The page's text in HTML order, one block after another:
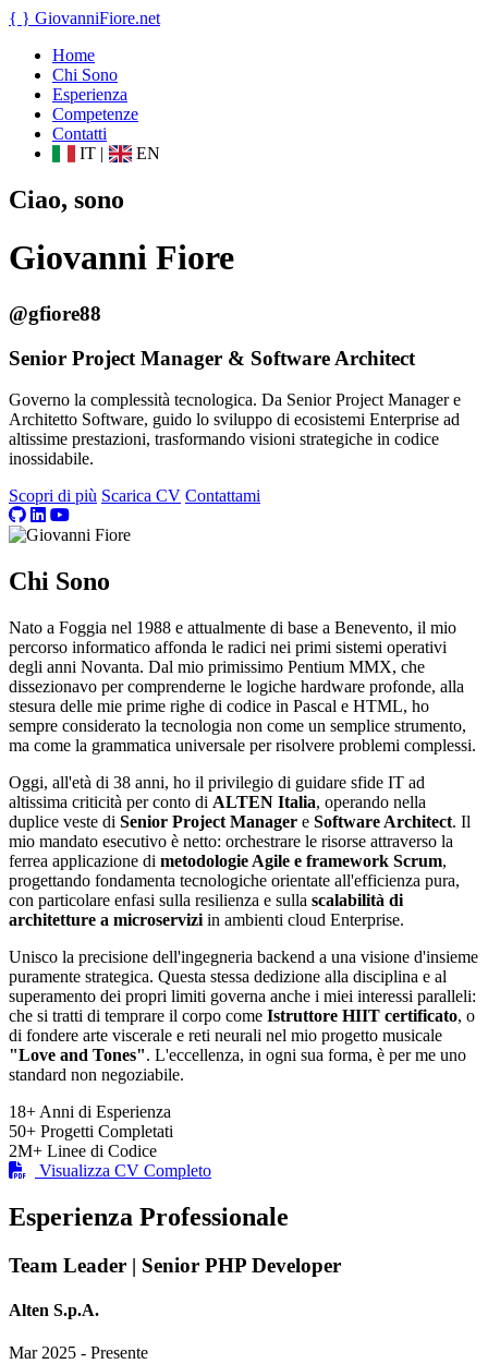
{ } GiovanniFiore.net
Home
Chi Sono
Esperienza
Competenze
Contatti
IT | EN
Ciao, sono
Giovanni Fiore
@gfiore88
Senior Project Manager & Software Architect
Governo la complessità tecnologica. Da Senior Project Manager e
Architetto Software, guido lo sviluppo di ecosistemi Enterprise ad
altissime prestazioni, trasformando visioni strategiche in codice
inossidabile.
Scopri di più Scarica CV Contattami
Chi Sono
Nato a Foggia nel 1988 e attualmente di base a Benevento, il mio
percorso informatico affonda le radici nei primi sistemi operativi
degli anni Novanta. Dal mio primissimo Pentium MMX, che
dissezionavo per comprenderne le logiche hardware profonde, alla
stesura delle mie prime righe di codice in Pascal e HTML, ho
sempre considerato la tecnologia non come un semplice strumento,
ma come la grammatica universale per risolvere problemi complessi.
Oggi, all'età di 38 anni, ho il privilegio di guidare sfide IT ad
altissima criticità per conto di ALTEN Italia, operando nella
duplice veste di Senior Project Manager e Software Architect. Il
mio mandato esecutivo è netto: orchestrare le risorse attraverso la
ferrea applicazione di metodologie Agile e framework Scrum,
progettando fondamenta tecnologiche orientate all'efficienza pura,
con particolare enfasi sulla resilienza e sulla scalabilità di
architetture a microservizi in ambienti cloud Enterprise.
Unisco la precisione dell'ingegneria backend a una visione d'insieme
puramente strategica. Questa stessa dedizione alla disciplina e al
superamento dei propri limiti governa anche i miei interessi paralleli:
che si tratti di temprare il corpo come Istruttore HIIT certificato, o
di fondere arte viscerale e reti neurali nel mio progetto musicale
"Love and Tones". L'eccellenza, in ogni sua forma, è per me uno
standard non negoziabile.
18+ Anni di Esperienza
50+ Progetti Completati
2M+ Linee di Codice
Visualizza CV Completo
Esperienza Professionale
Team Leader | Senior PHP Developer
Alten S.p.A.
Mar 2025 - Presente